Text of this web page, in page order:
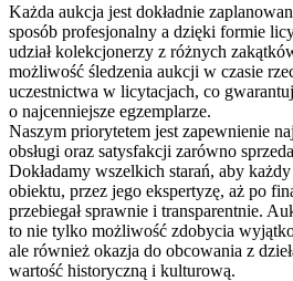
Każda aukcja jest dokładnie
sposób profesjonalny a dzięki formie
udział kolekcjonerzy z różnych
możliwość śledzenia aukcji w czasie
uczestnictwa w licytacjach, co
o najcenniejsze egzemplarze.
Naszym priorytetem jest zapewnienie
obsługi oraz satysfakcji zarówno
Dokładamy wszelkich starań, aby
obiektu, przez jego ekspertyzę, aż po
przebiegał sprawnie i transparentnie.
to nie tylko możliwość zdobycia
ale również okazja do obcowania z
wartość historyczną i kulturową.